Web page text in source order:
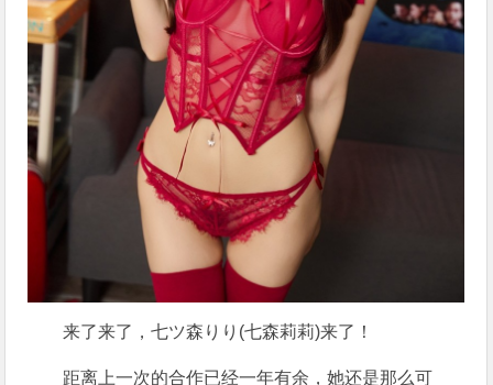
来了来了，七ツ森りり (七森莉莉)来了！
距离上一次的合作已经一年有余，她还是那么可